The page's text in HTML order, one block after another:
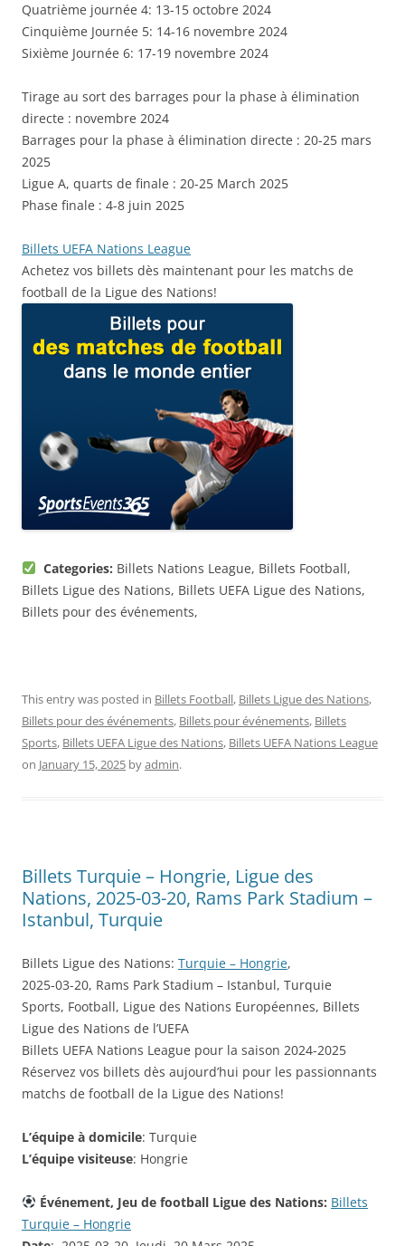
Quatrième journée 4: 13-15 octobre 2024
Cinquième Journée 5: 14-16 novembre 2024
Sixième Journée 6: 17-19 novembre 2024
Tirage au sort des barrages pour la phase à élimination
directe : novembre 2024
Barrages pour la phase à élimination directe : 20-25 mars
2025
Ligue A, quarts de finale : 20-25 March 2025
Phase finale : 4-8 juin 2025
Billets UEFA Nations League
Achetez vos billets dès maintenant pour les matchs de
football de la Ligue des Nations!
Categories: Billets Nations League, Billets Football,
Billets Ligue des Nations, Billets UEFA Ligue des Nations,
Billets pour des événements,
This entry was posted in Billets Football, Billets Ligue des Nations,
Billets pour des événements, Billets pour événements, Billets
Sports, Billets UEFA Ligue des Nations, Billets UEFA Nations League
on January 15, 2025 byadmin.
Billets Turquie – Hongrie, Ligue des
Nations, 2025-03-20, Rams Park Stadium –
Istanbul, Turquie
Billets Ligue des Nations: Turquie – Hongrie,
2025-03-20, Rams Park Stadium – Istanbul, Turquie
Sports, Football, Ligue des Nations Européennes, Billets
Ligue des Nations de l’UEFA
Billets UEFA Nations League pour la saison 2024-2025
Réservez vos billets dès aujourd’hui pour les passionnants
matchs de football de la Ligue des Nations!
L’équipe à domicile: Turquie
L’équipe visiteuse: Hongrie
Événement, Jeu de football Ligue des Nations: Billets
Turquie – Hongrie